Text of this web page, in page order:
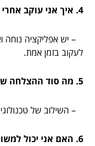
4. איך אני עוקב אחרי ההשקעות שלי?
– יש אפליקציה נוחה
לעקוב בזמן אמת.
5. מה סוד ההצלחה של טריא?
– השילוב של
6. האם אני יכול למשוך את הכסף שלי בכל זמן?